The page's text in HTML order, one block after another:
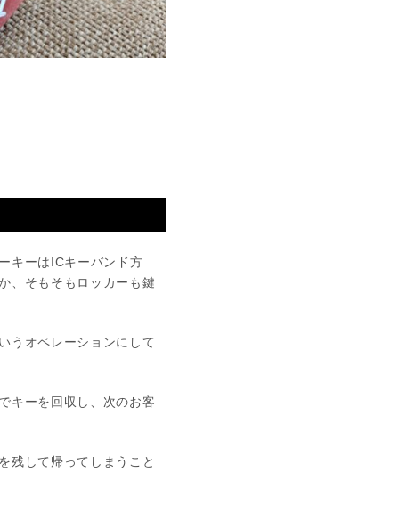
キーはICキーバンド方
、そもそもロッカーも鍵
うオペレーションにして
キーを回収し、次のお客
残して帰ってしまうこと